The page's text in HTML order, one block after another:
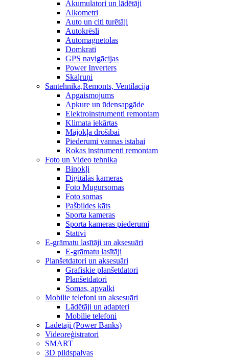
Akumulatori un lādētāji
Alkometri
Auto un citi turētāji
Autokrēsli
Automagnetolas
Domkrati
GPS navigācijas
Power Inverters
Skaļruņi
Santehnika,Remonts, Ventilācija
Apgaismojums
Apkure un ūdensapgāde
Elektroinstrumenti remontam
Klimata iekārtas
Mājokļa drošībai
Piederumi vannas istabai
Rokas instrumenti remontam
Foto un Video tehnika
Binokļi
Digitālās kameras
Foto Mugursomas
Foto somas
Pašbildes kāts
Sporta kameras
Sporta kameras piederumi
Statīvi
E-grāmatu lasītāji un aksesuāri
E-grāmatu lasītāji
Planšetdatori un aksesuāri
Grafiskie planšetdatori
Planšetdatori
Somas, apvalki
Mobilie telefoni un aksesuāri
Lādētāji un adapteri
Mobilie telefoni
Lādētāji (Power Banks)
Videoreģistratori
SMART
3D pildspalvas